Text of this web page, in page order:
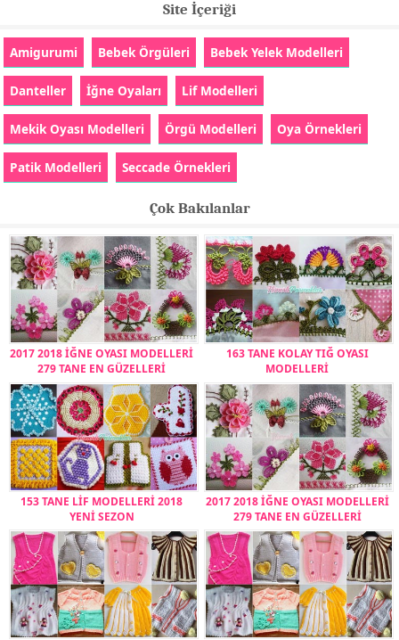
Site İçeriği
Amigurumi Bebek Örgüleri Bebek Yelek Modelleri
Danteller İğne Oyaları Lif Modelleri
Mekik Oyası Modelleri Örgü Modelleri Oya Örnekleri
Patik Modelleri Seccade Örnekleri
Çok Bakılanlar
2017 2018 İĞNE OYASI MODELLERİ
279 TANE EN GÜZELLERİ
163 TANE KOLAY TIĞ OYASI
MODELLERİ
153 TANE LİF MODELLERİ 2018
YENİ SEZON
2017 2018 İĞNE OYASI MODELLERİ
279 TANE EN GÜZELLERİ